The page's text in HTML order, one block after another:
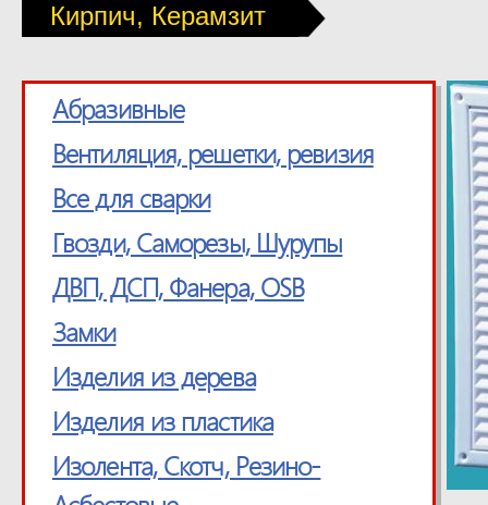
Кирпич, Керамзит
Абразивные
Вентиляция, решетки, ревизия
Все для сварки
Гвозди, Саморезы, Шурупы
ДВП, ДСП, Фанера, OSB
Замки
Изделия из дерева
Изделия из пластика
Изолента, Скотч, Резино-